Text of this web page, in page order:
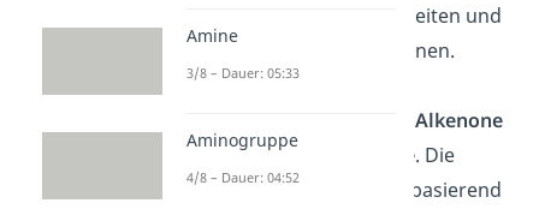
ableiten und
du kannst es
nennen.
Ketone, die von
abstammen, heißen dannAlkenone
und von Alkinen Alkinone. Die
Benennung erfolgt dabei basierend
Amine
3/8 – Dauer: 05:33
Aminogruppe
4/8 – Dauer: 04:52